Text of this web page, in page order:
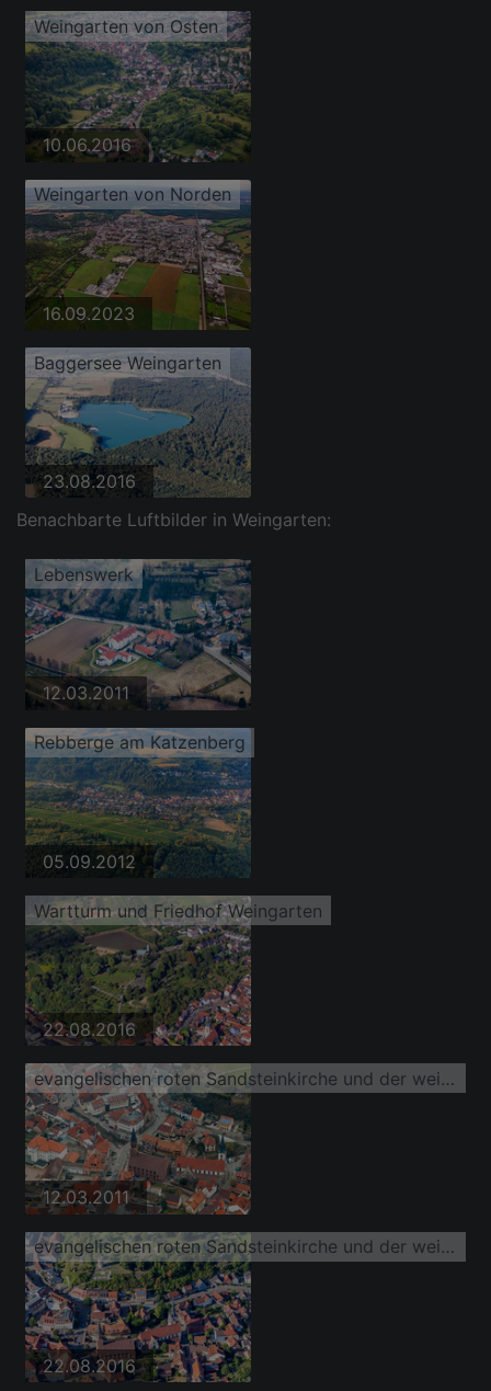
Weingarten von Osten
10.06.2016
Weingarten von Norden
16.09.2023
Baggersee Weingarten
23.08.2016
Benachbarte Luftbilder in Weingarten:
Lebenswerk
12.03.2011
Rebberge am Katzenberg
05.09.2012
Wartturm und Friedhof Weingarten
22.08.2016
evangelischen roten Sandsteinkirche und der weiß verputzten katholischen Pfarrkirche St. Michael Weingarten
12.03.2011
evangelischen roten Sandsteinkirche und der weiß verputzten katholischen Pfarrkirche St. Michael Weingarten
22.08.2016